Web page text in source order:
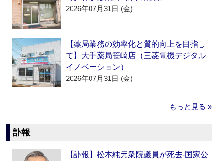
2026年07月31日 (金)
【薬局業務の効率化と質的向上を目指し
て】大手薬局笹崎店（三菱電機デジタル
イノベーション）
2026年07月31日 (金)
もっと見る »
訃報
【訃報】松本純元衆院議員が死去‐国家公